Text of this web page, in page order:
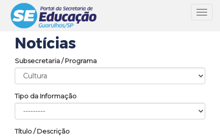
Notícias
Subsecretaria / Programa
Tipo da Informação
Título / Descrição